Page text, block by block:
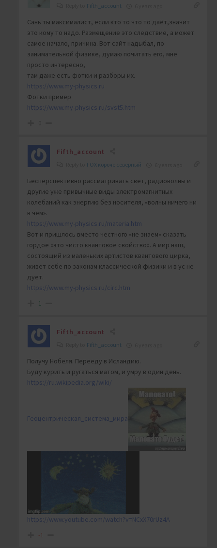
Fifth_account
Сань ты максималист, если кто то что то даёт,значит
это кому то надо. Размещение это следствие, а может
самое начало, причина. Вот сайт надыбал, по
занимательной физике, думаю почитать его, мне
просто интересно,
там даже есть фотки и разборы их.
https://www.my-physics.ru
Фотки пример
https://www.my-physics.ru/svst5.htm
Fifth_account
FOX короче северный
Бесперспективно рассматривать свет, радиоволны и
другие уже привычные виды электромагнитных
колебаний как энергию без носителя, «волны ничего ни
в чём».
https://www.my-physics.ru/materia.htm
Вот и пришлось вместо честного «не знаем» сказать
гордое «это чисто квантовое свойство». А мир наш,
состоящий из маленьких артистов квантового цирка,
живет себе по законам классической физики и в ус не
дует.
https://www.my-physics.ru/circ.htm
1
Fifth_account
Fifth_account
Получу Нобеля. Перееду в Исландию.
Буду курить и ругаться матом, и умру в один день.
https://ru.wikipedia.org/wiki/
Геоцентрическая_система_мира
https://www.youtube.com/watch?v=NCxX70rUz4A
-1